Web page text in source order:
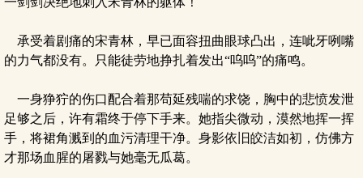
承受着剧痛的宋青林，早已面容扭曲眼球凸出，连呲牙咧嘴
的力气都没有。只能徒劳地挣扎着发出“呜呜”的痛鸣。
一身狰狞的伤口配合着那苟延残喘的求饶，胸中的悲愤发泄
足够之后，许有霜终于停下手来。她指尖微动，漠然地挥一挥
手，将裙角溅到的血污清理干净。身影依旧皎洁如初，仿佛方
才那场血腥的屠戮与她毫无瓜葛。